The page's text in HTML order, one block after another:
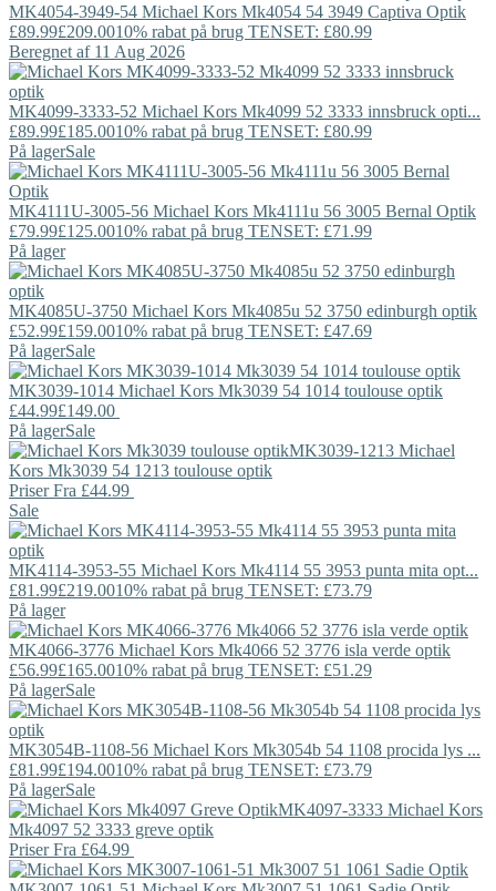
MK4054-3949-54 Michael Kors Mk4054 54 3949 Captiva Optik
£89.99£209.0010% rabat på brug TENSET: £80.99
Beregnet af 11 Aug 2026
MK4099-3333-52 Michael Kors Mk4099 52 3333 innsbruck opti...
£89.99£185.0010% rabat på brug TENSET: £80.99
På lagerSale
MK4111U-3005-56 Michael Kors Mk4111u 56 3005 Bernal Optik
£79.99£125.0010% rabat på brug TENSET: £71.99
På lager
MK4085U-3750 Michael Kors Mk4085u 52 3750 edinburgh optik
£52.99£159.0010% rabat på brug TENSET: £47.69
På lagerSale
MK3039-1014 Michael Kors Mk3039 54 1014 toulouse optik
£44.99£149.00
På lagerSale
MK3039-1213 Michael
Kors Mk3039 54 1213 toulouse optik
Priser Fra £44.99
Sale
MK4114-3953-55 Michael Kors Mk4114 55 3953 punta mita opt...
£81.99£219.0010% rabat på brug TENSET: £73.79
På lager
MK4066-3776 Michael Kors Mk4066 52 3776 isla verde optik
£56.99£165.0010% rabat på brug TENSET: £51.29
På lagerSale
MK3054B-1108-56 Michael Kors Mk3054b 54 1108 procida lys ...
£81.99£194.0010% rabat på brug TENSET: £73.79
På lagerSale
MK4097-3333 Michael Kors
Mk4097 52 3333 greve optik
Priser Fra £64.99